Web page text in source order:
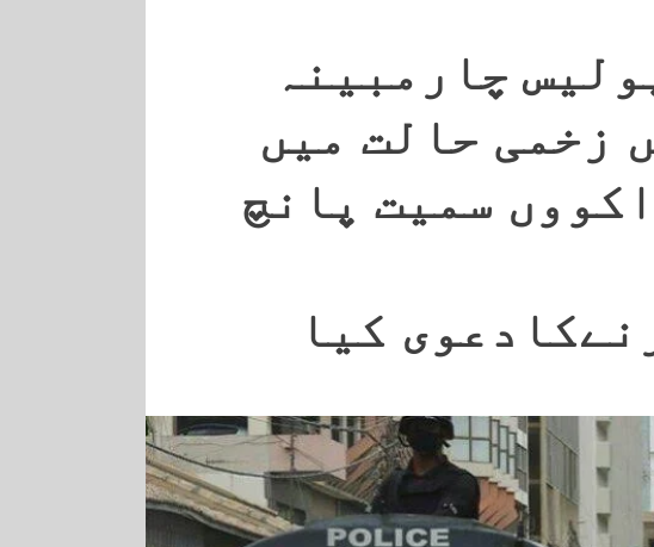
چارمبینہ
زخمی حالت میں
سمیت پانچ
کیا